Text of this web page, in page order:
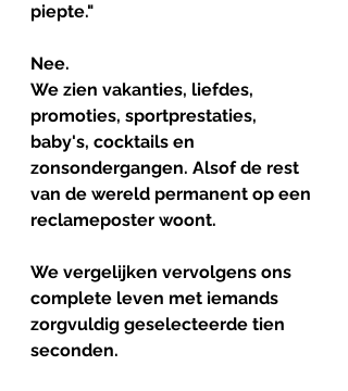
piepte."
Nee.
We zien vakanties, liefdes,
promoties, sportprestaties,
baby's, cocktails en
zonsondergangen. Alsof de rest
van de wereld permanent op een
reclameposter woont.
We vergelijken vervolgens ons
complete leven met iemands
zorgvuldig geselecteerde tien
seconden.